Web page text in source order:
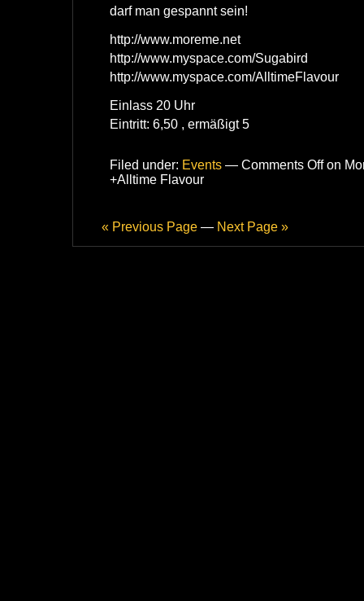
darf man gespannt sein!
http://www.moreme.net
http://www.myspace.com/Sugabird
http://www.myspace.com/AlltimeFlavour
Einlass 20 Uhr
Eintritt: 6,50 , ermäßigt 5 
Filed under: Events — Comments Offon
+Alltime Flavour
« Previous Page — Next Page »